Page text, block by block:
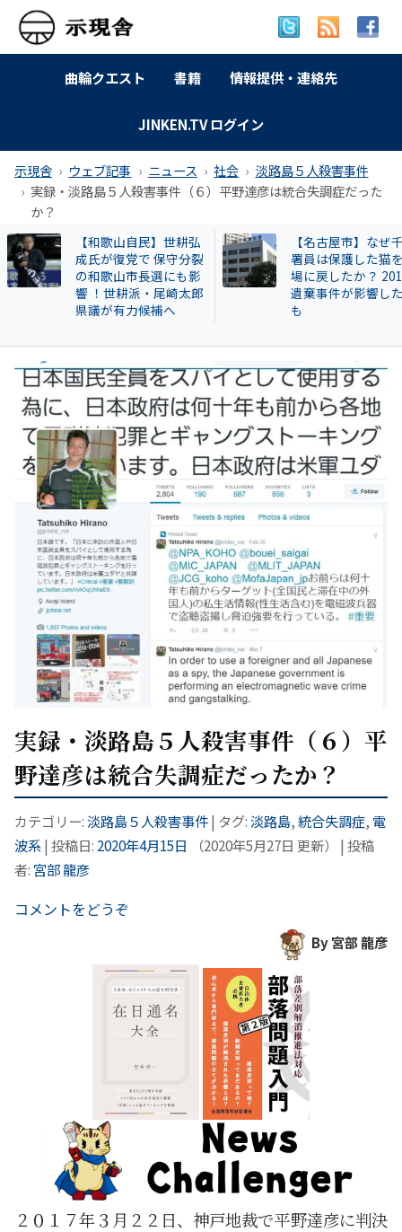
曲輪クエスト 書籍 情報提供・連絡先
JINKEN.TV ログイン
示現舎 ウェブ記事 ニュース 社会
淡路島５人殺害事件
実録・淡路島５人殺害事件（６）平野達彦は統合失調症だった
か？
【和歌山自民】世耕弘
成氏が復党で 保守分裂
の和歌山市長選にも影
響 ！世耕派・尾崎太郎
県議が有力候補へ
【名古屋市】なぜ
署員は保護した猫
場に戻したか？
遺棄事件が影響し
も
実録・淡路島５人殺害事件（６）平
野達彦は統合失調症だったか？
カテゴリー:淡路島５人殺害事件| タグ:淡路島,統合失調症, 電
波系| 投稿日: 2020年4月15日 （2020年5月27日 更新） | 投稿
者: 宮部 龍彦
コメントをどうぞ
By 宮部 龍彦
２０１７年３月２２日、神戸地裁で平野達彦に判決